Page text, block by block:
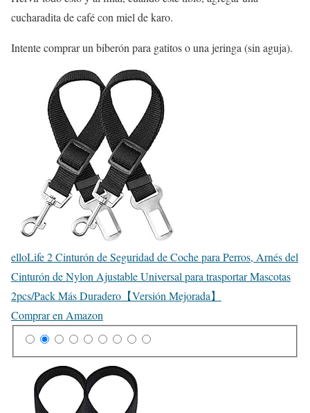
cucharadita de café con miel de karo.
Intente comprar un biberón para gatitos o una jeringa (sin aguja).
elloLife 2 Cinturón de Seguridad de Coche para Perros, Arnés del
Cinturón de Nylon Ajustable Universal para trasportar Mascotas
2pcs/Pack Más Duradero【Versión Mejorada】
Comprar en Amazon